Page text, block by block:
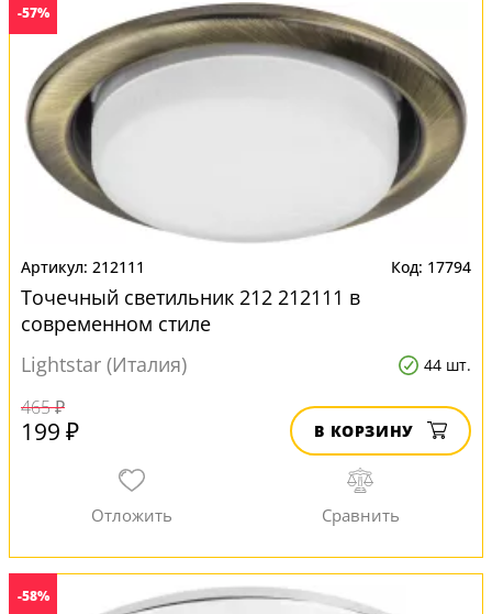
-57%
212111 17794
Точечный светильник 212 212111 в
современном стиле
Lightstar (Италия)
44 шт.
465 ₽
199 ₽ В КОРЗИНУ
-58%